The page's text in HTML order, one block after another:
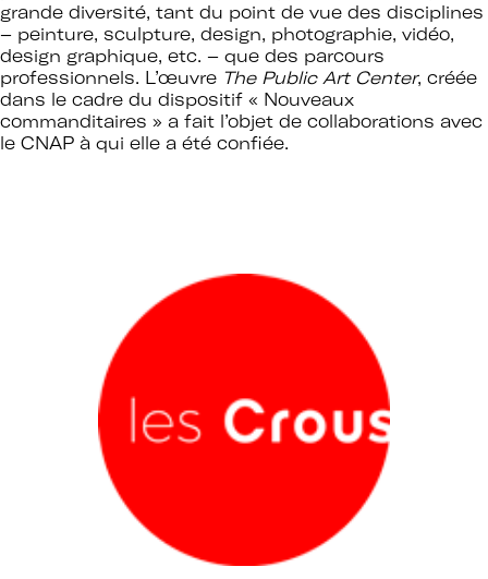
grande diversité, tant du point de vue des disciplines
– peinture, sculpture, design, photographie, vidéo,
design graphique, etc. – que des parcours
professionnels. L’œuvre The Public Art Center, créée
dans le cadre du dispositif « Nouveaux
commanditaires » a fait l’objet de collaborations avec
le CNAP à qui elle a été confiée.